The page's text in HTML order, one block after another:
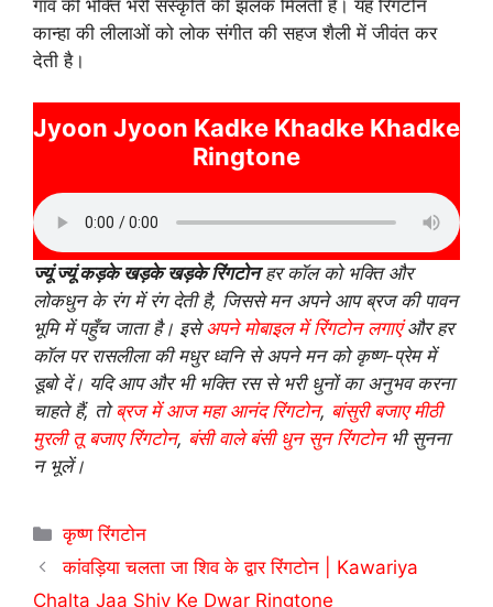
गांव की भक्ति भरी संस्कृति की झलक मिलती है। यह रिंगटोन
कान्हा की लीलाओं को लोक संगीत की सहज शैली में जीवंत कर
देती है।
Jyoon Jyoon Kadke Khadke Khadke
Ringtone
ज्यूं ज्यूं कड़के खड़के खड़के रिंगटोनहर कॉल को भक्ति और
लोकधुन के रंग में रंग देती है, जिससे मन अपने आप ब्रज की पावन
भूमि में पहुँच जाता है। इसेअपने मोबाइल में रिंगटोन लगाएंऔर हर
कॉल पर रासलीला की मधुर ध्वनि से अपने मन को कृष्ण-प्रेम में
डूबो दें। यदि आप और भी भक्ति रस से भरी धुनों का अनुभव करना
चाहते हैं, तोब्रज में आज महा आनंद रिंगटोन, बांसुरी बजाए मीठी
मुरली तू बजाए रिंगटोन, बंसी वाले बंसी धुन सुन रिंगटोन भी सुनना
न भूलें।
Categories
कृष्ण रिंगटोन
कांवड़िया चलता जा शिव के द्वार रिंगटोन | Kawariya
Chalta Jaa Shiv Ke Dwar Ringtone